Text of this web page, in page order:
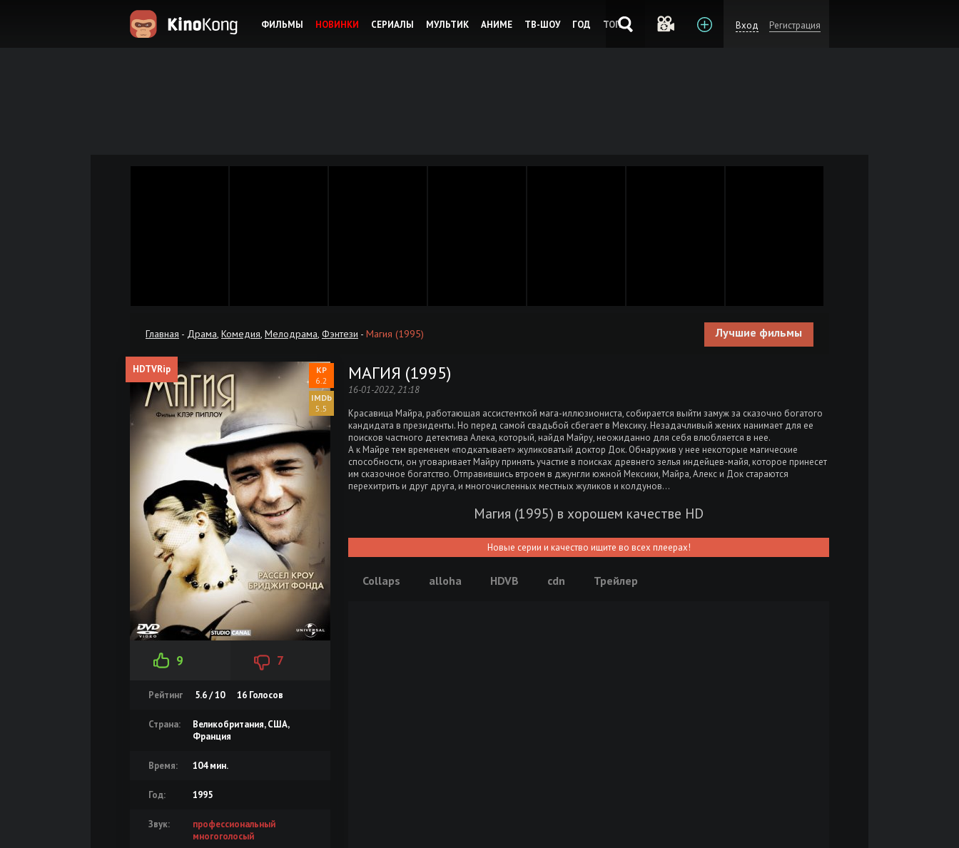
ФИЛЬМЫ НОВИНКИ СЕРИАЛЫ МУЛЬТИК АНИМЕ ТВ-ШОУ ГОД ТОП Вход Регистрация
Главная - Драма, Комедия, Мелодрама, Фэнтези - Магия (1995) Лучшие фильмы
HDTVRip
6.2
5.5
9 7
Рейтинг 5.6 / 10 16 Голосов
Страна:
Великобритания, США,
Франция
Время: 104 мин.
Год: 1995
Звук:
профессиональный
многоголосый
МАГИЯ (1995)
16-01-2022, 21:18
Красавица Майра, работающая ассистенткой мага-иллюзиониста, собирается выйти замуж за сказочно богатого
кандидата в президенты. Но перед самой свадьбой сбегает в Мексику. Незадачливый жених нанимает для ее
поисков частного детектива Алека, который, найдя Майру, неожиданно для себя влюбляется в нее.
А к Майре тем временем «подкатывает» жуликоватый доктор Док. Обнаружив у нее некоторые магические
способности, он уговаривает Майру принять участие в поисках древнего зелья индейцев-майя, которое принесет
им сказочное богатство. Отправившись втроем в джунгли южной Мексики, Майра, Алекс и Док стараются
перехитрить и друг друга, и многочисленных местных жуликов и колдунов…
Магия (1995) в хорошем качестве HD
Новые серии и качество ищите во всех плеерах!
Collaps alloha HDVB cdn Трейлер